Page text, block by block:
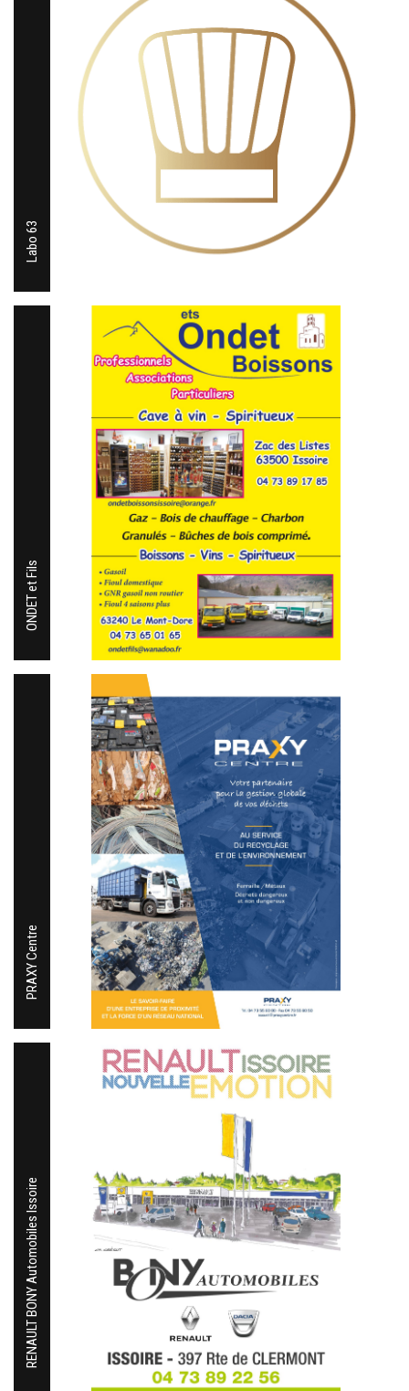
Labo 63
ONDET et Fils
PRAXY Centre
RENAULT BONY Automobiles Issoire